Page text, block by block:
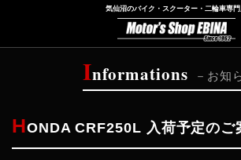
気仙沼のバイク・スクーター・二輪車専
Informations お知
HONDA CRF250L 入荷予定のご